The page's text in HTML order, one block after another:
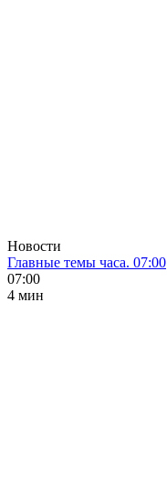
Новости
Главные темы часа. 07:00
07:00
4 мин